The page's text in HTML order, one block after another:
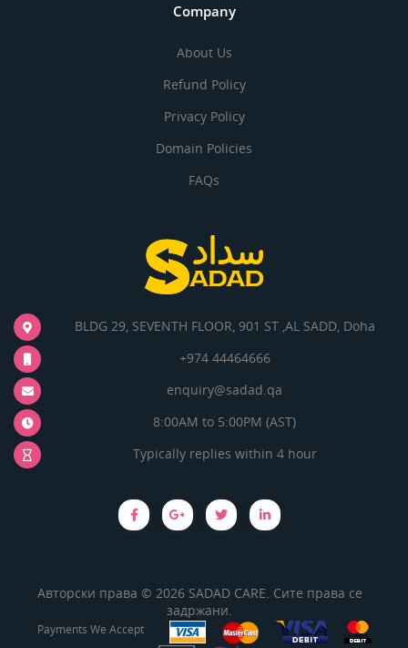
Company
About Us
Refund Policy
Privacy Policy
Domain Policies
FAQs
BLDG 29, SEVENTH FLOOR, 901 ST ,AL SADD, Doha
+974 44464666
enquiry@sadad.qa
8:00AM to 5:00PM (AST)
Typically replies within 4 hour
Авторски права © 2026 SADAD CARE. Сите права се
задржани.
Payments We Accept